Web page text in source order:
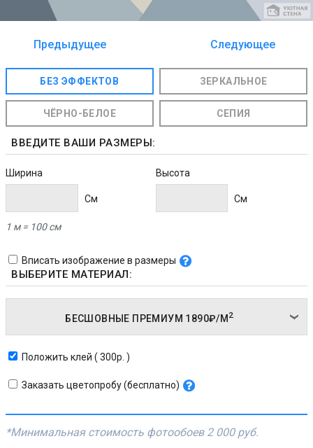
Предыдущее
Следующее
БЕЗ ЭФФЕКТОВ ЗЕРКАЛЬНОЕ
ЧЁРНО-БЕЛОЕ СЕПИЯ
ВВЕДИТЕ ВАШИ РАЗМЕРЫ:
Ширина
Cм
Высота
Cм
1 м = 100 см
Вписать изображение в размеры
ВЫБЕРИТЕ МАТЕРИАЛ:
БЕСШОВНЫЕ ПРЕМИУМ 1890₽/М 2
Положить клей ( 300р. )
Заказать цветопробу (бесплатно)
*Минимальная стоимость фотообоев 2 000 руб.